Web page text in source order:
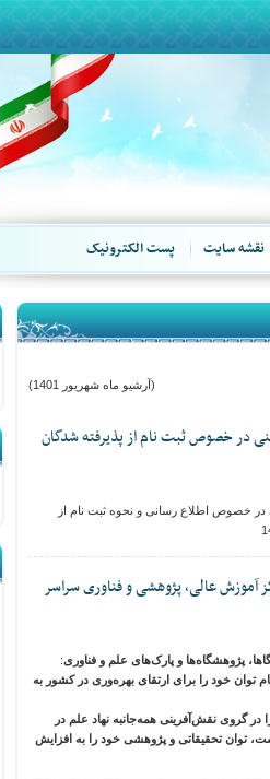
سایت پست الکترونیک
(آرشیو ماه شهریور 1401)
در خصوص ثبت نام از پذیرفته شدگان
اطلاع رسانی و نحوه ثبت نام از
عالی، پژوهشی و فناوری سراسر
پژوهشگاه‌ها و پارک‌های علم و فناوری :
خود را برای ارتقای بهره‌وری در کشور به
گروی نقش‌‌آفرینی همه‌جانبه نهاد علم در
توان تحقیقاتی و پژوهشی خود را به افزایش